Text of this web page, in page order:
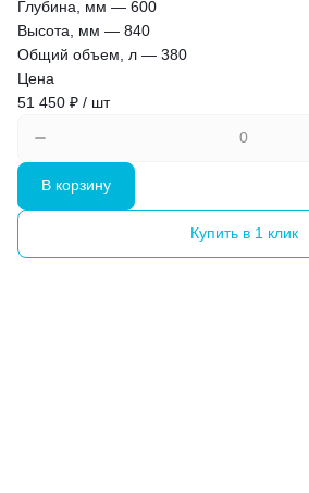
Глубина, мм — 600
Высота, мм — 840
Общий объем, л — 380
Цена
51 450 ₽ / шт
В корзину
Купить в 1 клик